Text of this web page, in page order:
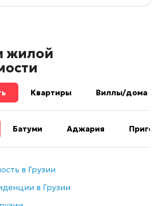
жилой
Квартиры Виллы/дома
Батуми Аджария
в Грузии
в Грузии